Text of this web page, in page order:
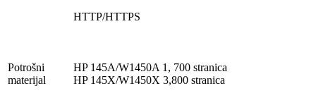
HTTP/HTTPS
Potrošni
materijal
HP 145A/W1450A 1, 700 stranica
HP 145X/W1450X 3,800 stranica